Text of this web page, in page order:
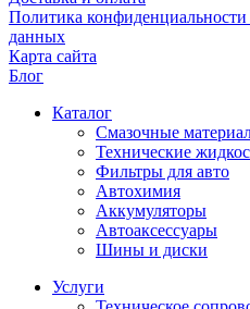
Политика
данных
Карта сайта
Блог
Каталог
Смазочные
Технические
Фильтры для авто
Автохимия
Аккумуляторы
Автоаксессуары
Шины и диски
Услуги